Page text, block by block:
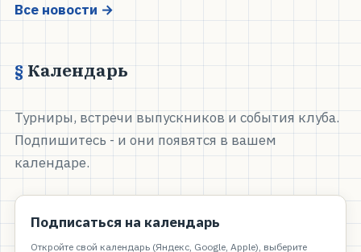
Все новости →
Календарь
Турниры, встречи выпускников и события клуба.
Подпишитесь - и они появятся в вашем
календаре.
Подписаться на календарь
Откройте свой календарь (Яндекс, Google, Apple), выберите